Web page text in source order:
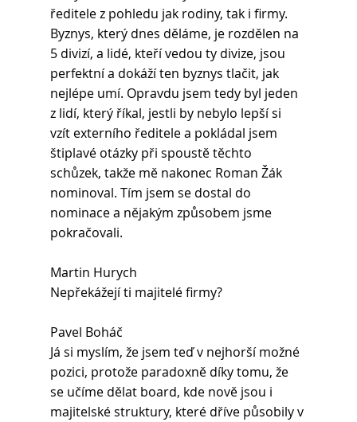
ředitele z pohledu jak rodiny, tak i firmy.
Byznys, který dnes děláme, je rozdělen na
5 divizí, a lidé, kteří vedou ty divize, jsou
perfektní a dokáží ten byznys tlačit, jak
nejlépe umí. Opravdu jsem tedy byl jeden
z lidí, který říkal, jestli by nebylo lepší si
vzít externího ředitele a pokládal jsem
štiplavé otázky při spoustě těchto
schůzek, takže mě nakonec Roman Žák
nominoval. Tím jsem se dostal do
nominace a nějakým způsobem jsme
pokračovali.
Martin Hurych
Nepřekážejí ti majitelé firmy?
Pavel Boháč
Já si myslím, že jsem teď v nejhorší možné
pozici, protože paradoxně díky tomu, že
se učíme dělat board, kde nově jsou i
majitelské struktury, které dříve působily v